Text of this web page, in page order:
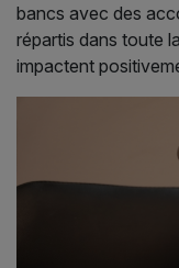
bancs avec des
répartis dans toute
impactent